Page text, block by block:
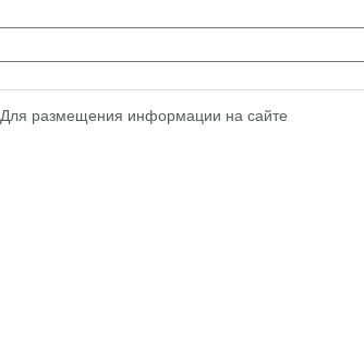
Для размещения информации на сайте